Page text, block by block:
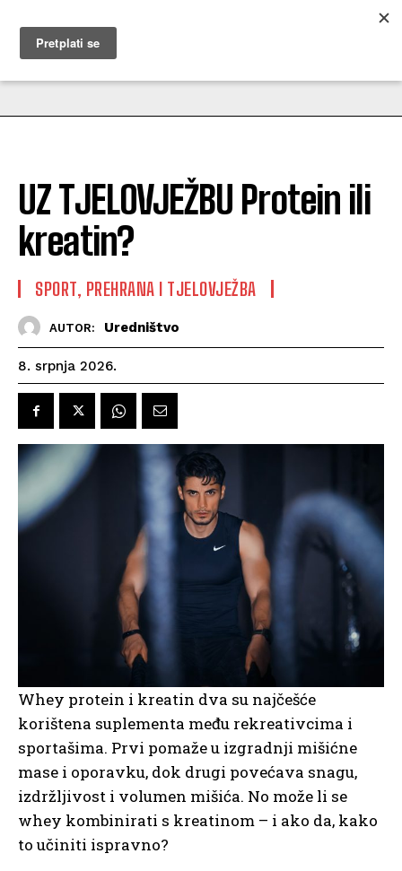
MUŽEVNI BUDITE
UZ TJELOVJEŽBU Protein ili
kreatin?
SPORT, PREHRANA I TJELOVJEŽBA
AUTOR: Uredništvo
8. srpnja 2026.
Whey protein i kreatin dva su najčešće
korištena suplementa među rekreativcima i
sportašima. Prvi pomaže u izgradnji mišićne
mase i oporavku, dok drugi povećava snagu,
izdržljivost i volumen mišića. No može li se
whey kombinirati s kreatinom – i ako da, kako
to učiniti ispravno?